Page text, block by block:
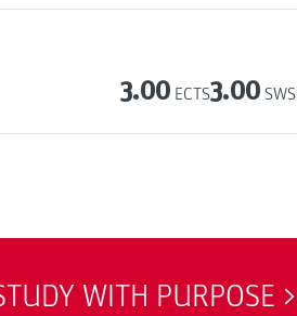
3.00 ECTS3.00 SWS
WITH PURPOSE